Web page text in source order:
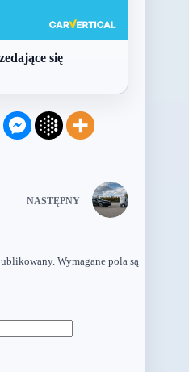
się
NASTĘPNY
Wymagane pola są